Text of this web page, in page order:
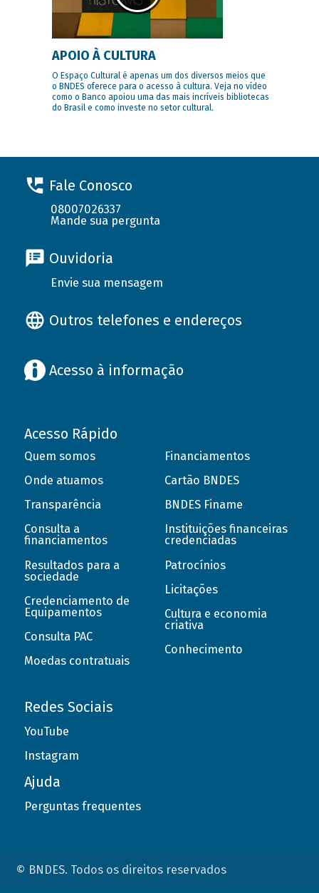
APOIO À CULTURA
O Espaço Cultural é apenas um dos diversos meios que
o BNDES oferece para o acesso à cultura. Veja no vídeo
como o Banco apoiou uma das mais incríveis bibliotecas
do Brasil e como investe no setor cultural.
Fale Conosco
08007026337
Mande sua pergunta
Ouvidoria
Envie sua mensagem
Outros telefones e endereços
Acesso à informação
Acesso Rápido
Quem somos
Onde atuamos
Transparência
Consulta a
financiamentos
Resultados para a
sociedade
Credenciamento de
Equipamentos
Consulta PAC
Moedas contratuais
Financiamentos
Cartão BNDES
BNDES Finame
Instituições financeiras
credenciadas
Patrocínios
Licitações
Cultura e economia
criativa
Conhecimento
Redes Sociais
YouTube
Instagram
Ajuda
Perguntas frequentes
© BNDES. Todos os direitos reservados